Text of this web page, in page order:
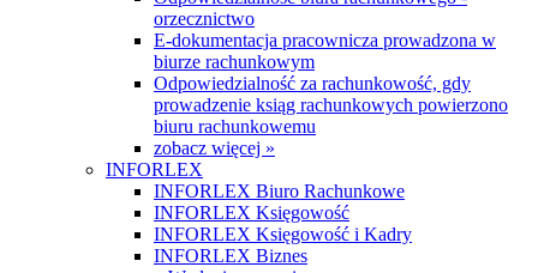
orzecznictwo
E-dokumentacja pracownicza prowadzona w
biurze rachunkowym
Odpowiedzialność za rachunkowość, gdy
prowadzenie ksiąg rachunkowych powierzono
biuru rachunkowemu
zobacz więcej »
INFORLEX
INFORLEX Biuro Rachunkowe
INFORLEX Księgowość
INFORLEX Księgowość i Kadry
INFORLEX Biznes